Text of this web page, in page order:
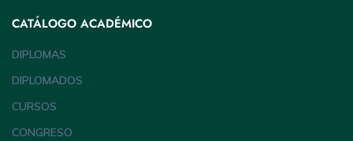
CATÁLOGO ACADÉMICO
DIPLOMAS
DIPLOMADOS
CURSOS
CONGRESO